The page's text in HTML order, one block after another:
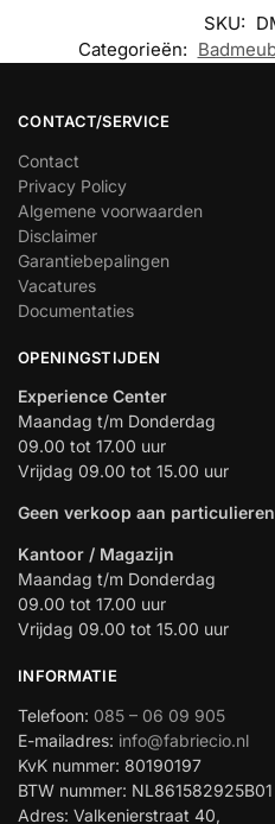
SKU:
Categorieën:
CONTACT/SERVICE
Contact
Privacy Policy
Algemene voorwaarden
Disclaimer
Garantiebepalingen
Vacatures
Documentaties
OPENINGSTIJDEN
Experience Center
Maandag t/m Donderdag
09.00 tot 17.00 uur
Vrijdag 09.00 tot 15.00 uur
Geen verkoop aan particulieren
Kantoor / Magazijn
Maandag t/m Donderdag
09.00 tot 17.00 uur
Vrijdag 09.00 tot 15.00 uur
INFORMATIE
Telefoon: 085 – 06 09 905
E-mailadres: info@fabriecio.nl
KvK nummer: 80190197
BTW nummer: NL861582925B01
Adres: Valkenierstraat 40,